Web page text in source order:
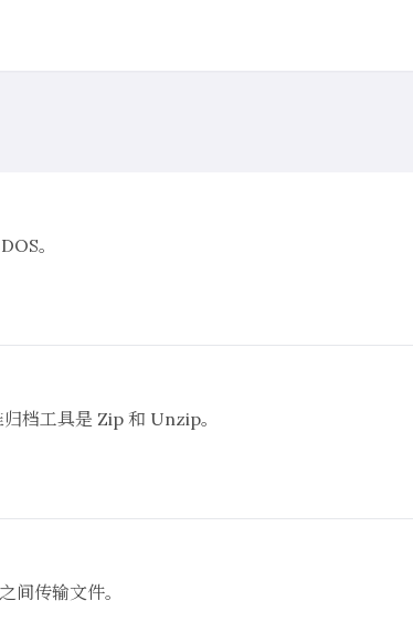
。
档工具是 Zip 和 Unzip。
间传输文件。